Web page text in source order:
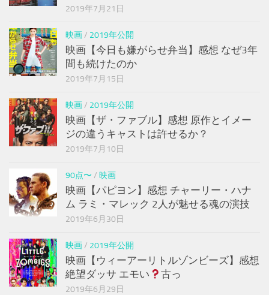
2019年7月21日
映画/ 2019年公開
映画【今日も嫌がらせ弁当】感想 なぜ3年
間も続けたのか
2019年7月15日
映画/ 2019年公開
映画【ザ・ファブル】感想 原作とイメー
ジの違うキャストは許せるか？
2019年7月10日
90点〜 / 映画
映画【パピヨン】感想 チャーリー・ハナ
ム ラミ・マレック 2人が魅せる魂の演技
2019年6月30日
映画/ 2019年公開
映画【ウィーアーリトルゾンビーズ】感想
絶望ダッサ エモい
古っ
2019年6月29日